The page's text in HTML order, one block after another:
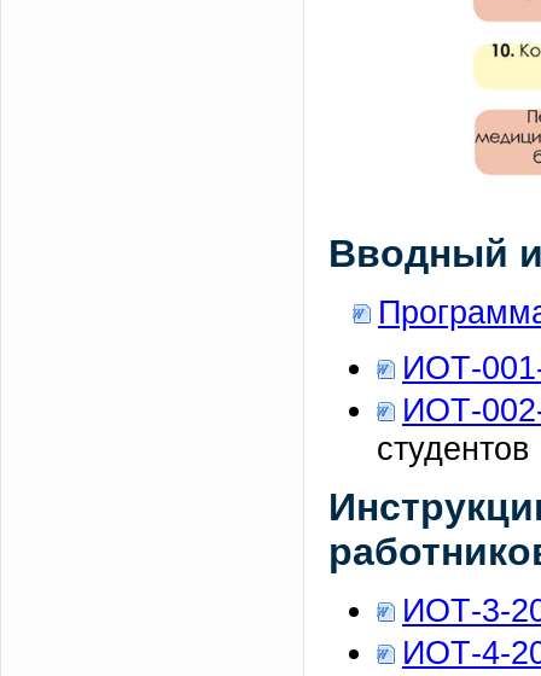
Вводный
ИОТ-
ИОТ-
студентов
ИОТ-3-
ИОТ-4-